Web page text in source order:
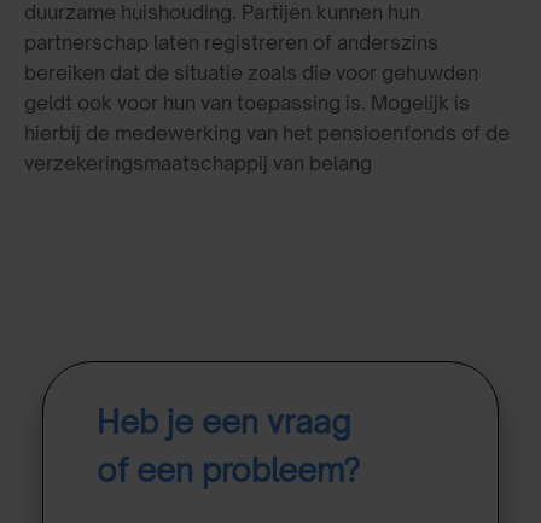
duurzame huishouding. Partijen kunnen hun
partnerschap laten registreren of anderszins
bereiken dat de situatie zoals die voor gehuwden
geldt ook voor hun van toepassing is. Mogelijk is
hierbij de medewerking van het pensioenfonds of de
verzekeringsmaatschappij van belang
Heb je een vraag
of een probleem?